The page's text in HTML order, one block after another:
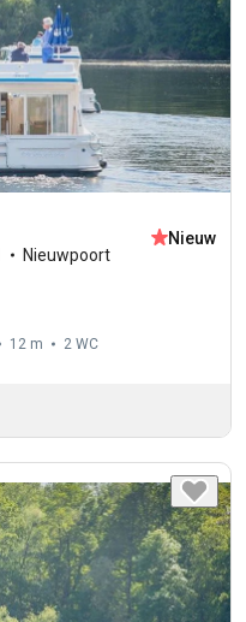
Nieuwpoort
Nieuw
12 m 2 WC